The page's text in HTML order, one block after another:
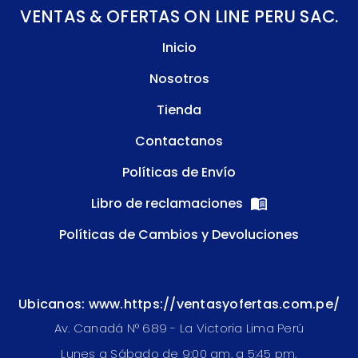
VENTAS & OFERTAS ON LINE PERU SAC.
Inicio
Nosotros
Tienda
Contactanos
Políticas de Envío
Libro de reclamaciones
Políticas de Cambios y Devoluciones
Ubicanos: www.https://ventasyofertas.com.pe/
Av. Canadá N° 689 - La Victoria Lima Perú
Lunes a Sábado de 9:00 am. a 5:45 pm.